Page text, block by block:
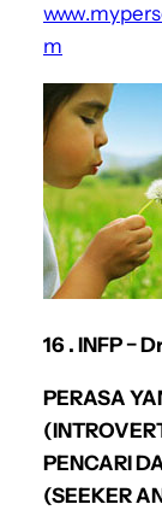
m
16 . INFP −
PERASA
PENCARI
(SEEKER